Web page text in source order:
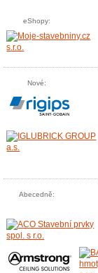
eShopy:
Nové:
Abecedně: